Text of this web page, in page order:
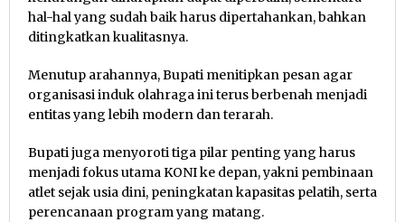
hal-hal yang sudah baik harus dipertahankan, bahkan
ditingkatkan kualitasnya.
Menutup arahannya, Bupati menitipkan pesan agar
organisasi induk olahraga ini terus berbenah menjadi
entitas yang lebih modern dan terarah.
Bupati juga menyoroti tiga pilar penting yang harus
menjadi fokus utama KONI ke depan, yakni pembinaan
atlet sejak usia dini, peningkatan kapasitas pelatih, serta
perencanaan program yang matang.